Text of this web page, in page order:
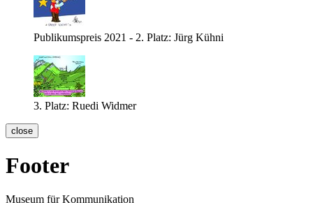
Publikumspreis 2021 - 2. Platz: Jürg Kühni
3. Platz: Ruedi Widmer
close
Footer
Museum für Kommunikation